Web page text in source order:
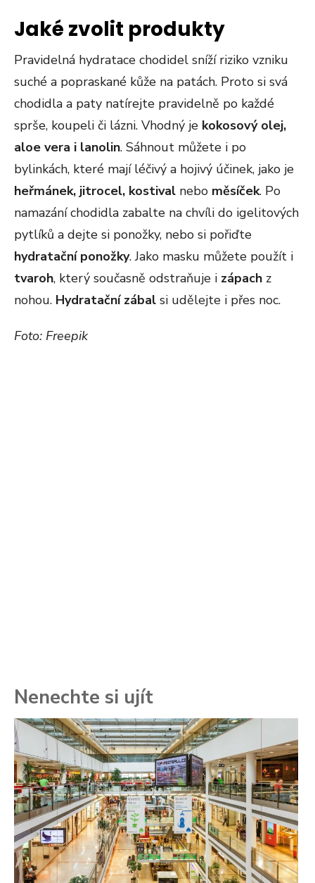
Jaké zvolit produkty
Pravidelná hydratace chodidel sníží riziko vzniku
suché a popraskané kůže na patách. Proto si svá
chodidla a paty natírejte pravidelně po každé
sprše, koupeli či lázni. Vhodný je kokosový olej,
aloe vera i lanolin. Sáhnout můžete i po
bylinkách, které mají léčivý a hojivý účinek, jako je
heřmánek, jitrocel, kostival nebo měsíček. Po
namazání chodidla zabalte na chvíli do igelitových
pytlíků a dejte si ponožky, nebo si pořiďte
hydratační ponožky. Jako masku můžete použít i
tvaroh, který současně odstraňuje i zápach z
nohou. Hydratační zábal si udělejte i přes noc.
Foto: Freepik
Nenechte si ujít